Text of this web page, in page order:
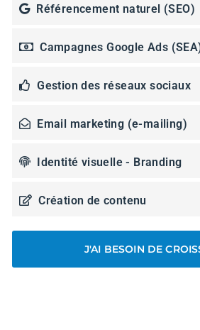
Référencement naturel (SEO)
Campagnes Google Ads
Gestion des réseaux sociaux
Email marketing (e-mailing)
Identité visuelle - Branding
Création de contenu
J'AI BESOIN DE